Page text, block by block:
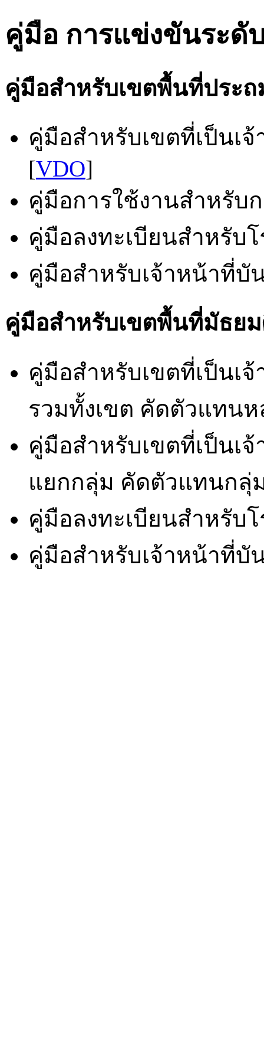
คู่มือ การแข่งขันระดั
คู่มือสำหรับเขตพื้นที่ประ
คู่มือสำหรับเขตที่เป็นเ
[VDO]
คู่มือการใช้งานสำหรับ
คู่มือลงทะเบียนสำหรับโ
คู่มือสำหรับเจ้าหน้าที่บั
คู่มือสำหรับเขตพื้นที่มัธย
คู่มือสำหรับเขตที่เป็นเ
รวมทั้งเขต คัดตัวแทนห
คู่มือสำหรับเขตที่เป็นเ
แยกกลุ่ม คัดตัวแทนกลุ่
คู่มือลงทะเบียนสำหรับโ
คู่มือสำหรับเจ้าหน้าที่บั